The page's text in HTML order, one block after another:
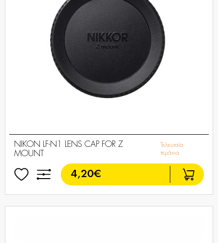
NIKON LF-N1 LENS CAP FOR Z
MOUNT
Τελευταία
τεμάχια
4,20€